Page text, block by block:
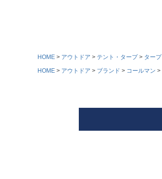
HOME アウトドア テント・タープ タープ
HOME
アウトドア ブランド コールマン